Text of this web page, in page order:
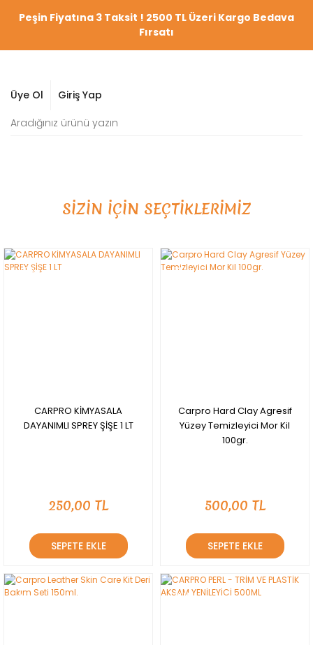
Peşin Fiyatına 3 Taksit ! 2500 TL Üzeri Kargo Bedava
Fırsatı
Üye Ol Giriş Yap
SİZİN İÇİN SEÇTİKLERİMİZ
YENİ
CARPRO KİMYASALA
DAYANIMLI SPREY ŞİŞE 1 LT
250,00 TL
SEPETE EKLE
YENİ
Carpro Hard Clay Agresif
Yüzey Temizleyici Mor Kil
100gr.
500,00 TL
SEPETE EKLE
YENİ YENİ